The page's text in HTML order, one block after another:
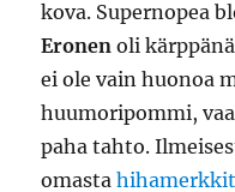
kova. Supernopea
Eronen oli
ei ole vain huonoa
huumoripommi,
paha tahto.
omasta